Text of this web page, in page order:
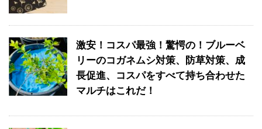
激安！コスパ最強！驚愕の！ブルーベ
リーのコガネムシ対策、防草対策、成
長促進、コスパをすべて持ち合わせた
マルチはこれだ！